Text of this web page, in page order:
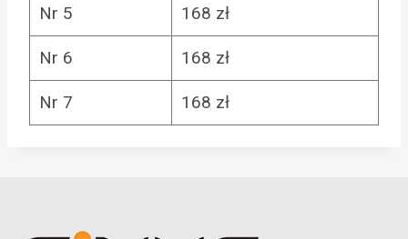
Nr 5 168 zł
Nr 6 168 zł
Nr 7 168 zł